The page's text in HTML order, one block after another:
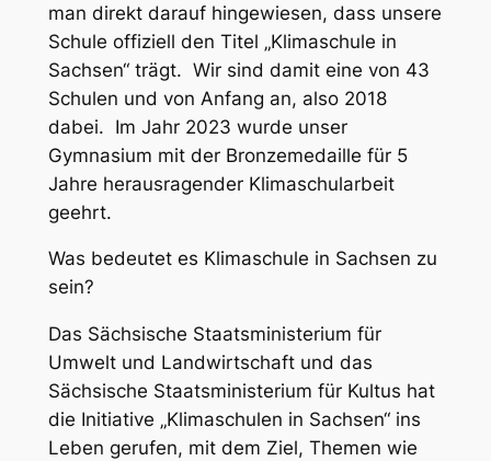
man direkt darauf hingewiesen, dass unsere
Schule offiziell den Titel „Klimaschule in
Sachsen“ trägt. Wir sind damit eine von 43
Schulen und von Anfang an, also 2018
dabei. Im Jahr 2023 wurde unser
Gymnasium mit der Bronzemedaille für 5
Jahre herausragender Klimaschularbeit
geehrt.
Was bedeutet es Klimaschule in Sachsen zu
sein?
Das Sächsische Staatsministerium für
Umwelt und Landwirtschaft und das
Sächsische Staatsministerium für Kultus hat
die Initiative „Klimaschulen in Sachsen“ ins
Leben gerufen, mit dem Ziel, Themen wie